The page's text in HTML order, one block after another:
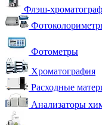
Флэш-
Фотометры
Хроматография
Расходные
Анализаторы